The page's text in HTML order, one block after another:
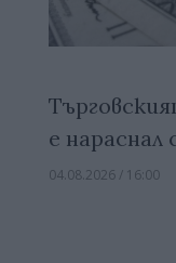
е нараснал
04.08.2026 / 16:00